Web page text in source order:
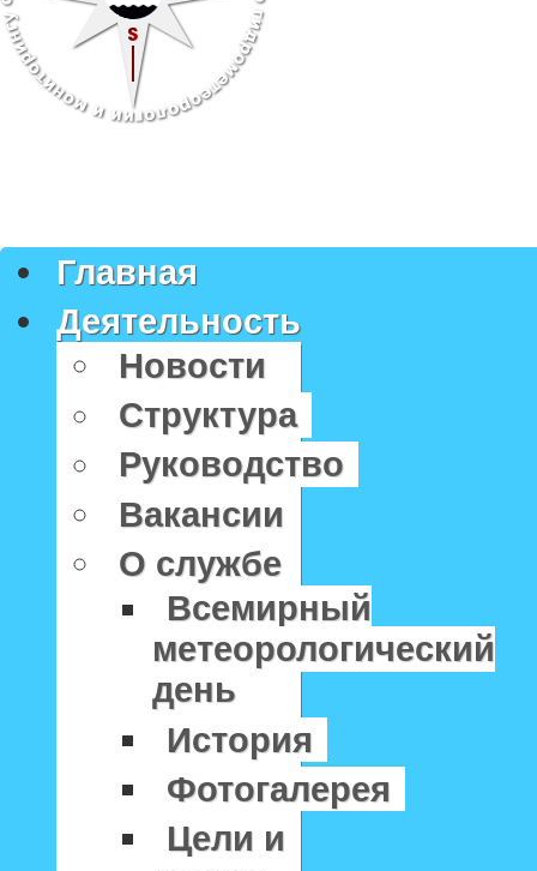
Главная
Деятельность
Новости
Структура
Руководство
Вакансии
О службе
Всемирный
метеорологический
день
История
Фотогалерея
Цели и